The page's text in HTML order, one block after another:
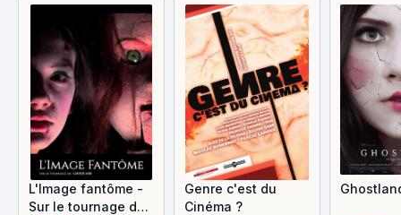
L'Image fantôme -
Sur le tournage de
Genre c'est du
Cinéma ?